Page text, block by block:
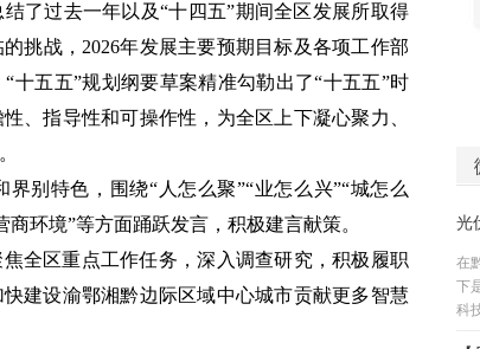
了过去一年以及“十四五”期间全区发展所取得
挑战，2026年发展主要预期目标及各项工作部
十五五”规划纲要草案精准勾勒出了“十五五”时
、指导性和可操作性，为全区上下凝心聚力、
别特色，围绕“人怎么聚”“业怎么兴”“城怎么
环境”等方面踊跃发言，积极建言献策。
全区重点工作任务，深入调查研究，积极履职
建设渝鄂湘黔边际区域中心城市贡献更多智慧